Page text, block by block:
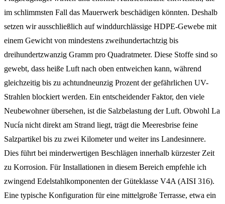
im schlimmsten Fall das Mauerwerk beschädigen könnten. Deshalb
setzen wir ausschließlich auf winddurchlässige HDPE-Gewebe mit
einem Gewicht von mindestens zweihundertachtzig bis
dreihundertzwanzig Gramm pro Quadratmeter. Diese Stoffe sind so
gewebt, dass heiße Luft nach oben entweichen kann, während
gleichzeitig bis zu achtundneunzig Prozent der gefährlichen UV-
Strahlen blockiert werden. Ein entscheidender Faktor, den viele
Neubewohner übersehen, ist die Salzbelastung der Luft. Obwohl La
Nucía nicht direkt am Strand liegt, trägt die Meeresbrise feine
Salzpartikel bis zu zwei Kilometer und weiter ins Landesinnere.
Dies führt bei minderwertigen Beschlägen innerhalb kürzester Zeit
zu Korrosion. Für Installationen in diesem Bereich empfehle ich
zwingend Edelstahlkomponenten der Güteklasse V4A (AISI 316).
Eine typische Konfiguration für eine mittelgroße Terrasse, etwa ein